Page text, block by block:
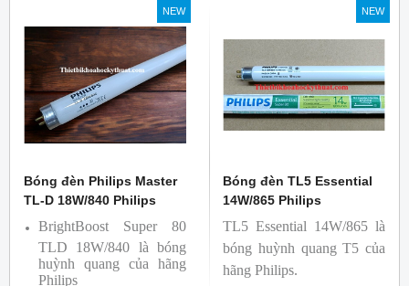
Sản phẩm được sản xuất
bởi hãng Philips, xuất xứ
Ba lan
Sản phẩm được sản xuất
NEW
Bóng đèn Philips Master
TL-D 18W/840 Philips
BrightBoost Super 80
TLD 18W/840 là bóng
huỳnh quang của hãng
Philips
NEW
Bóng đèn TL5 Essential
14W/865 Philips
TL5 Essential 14W/865 là
bóng huỳnh quang T5 của
hãng Philips.